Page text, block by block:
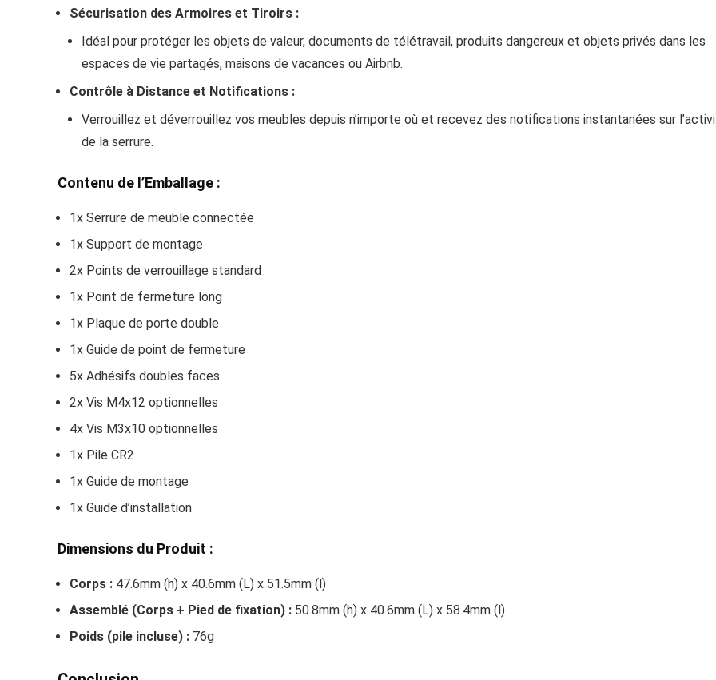
Sécurisation des Armoires et Tiroirs :
Idéal pour protéger les objets de valeur, documents de télétravail, produits dangereux et objets privés dans les
espaces de vie partagés, maisons de vacances ou Airbnb.
Contrôle à Distance et Notifications :
Verrouillez et déverrouillez vos meubles depuis n’importe où et recevez des notifications instantanées sur
de la serrure.
Contenu de l’Emballage :
1x Serrure de meuble connectée
1x Support de montage
2x Points de verrouillage standard
1x Point de fermeture long
1x Plaque de porte double
1x Guide de point de fermeture
5x Adhésifs doubles faces
2x Vis M4x12 optionnelles
4x Vis M3x10 optionnelles
1x Pile CR2
1x Guide de montage
1x Guide d’installation
Dimensions du Produit :
Corps : 47.6mm (h) x 40.6mm (L) x 51.5mm (l)
Assemblé (Corps + Pied de fixation) : 50.8mm (h) x 40.6mm (L) x 58.4mm (l)
Poids (pile incluse) : 76g